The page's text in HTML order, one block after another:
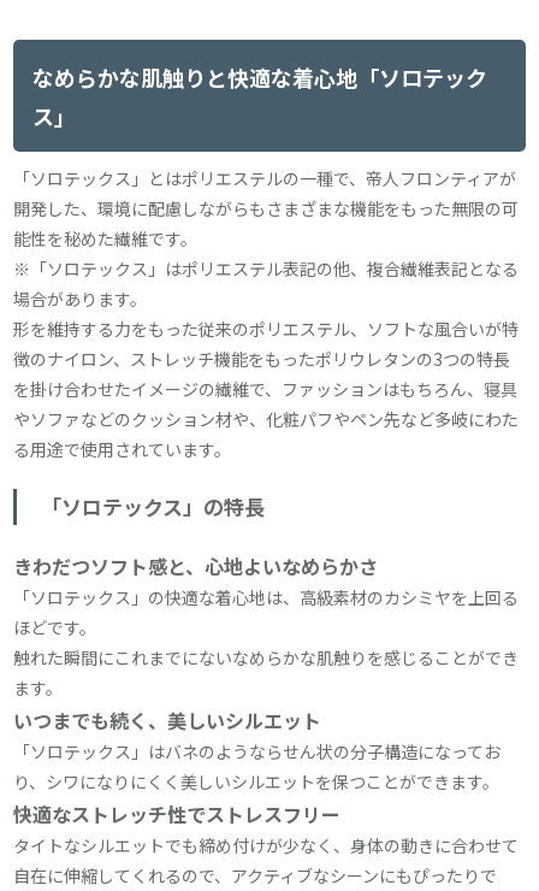
なめらかな肌触りと快適な着心地「ソロテック
ス」
「ソロテックス」とはポリエステルの一種で、帝人フロンティアが
開発した、環境に配慮しながらもさまざまな機能をもった無限の可
能性を秘めた繊維です。
※「ソロテックス」はポリエステル表記の他、複合繊維表記となる
場合があります。
形を維持する力をもった従来のポリエステル、ソフトな風合いが特
徴のナイロン、ストレッチ機能をもったポリウレタンの3つの特長
を掛け合わせたイメージの繊維で、ファッションはもちろん、寝具
やソファなどのクッション材や、化粧パフやペン先など多岐にわた
る用途で使用されています。
「ソロテックス」の特長
きわだつソフト感と、心地よいなめらかさ
「ソロテックス」の快適な着心地は、高級素材のカシミヤを上回る
ほどです。
触れた瞬間にこれまでにないなめらかな肌触りを感じることができ
ます。
いつまでも続く、美しいシルエット
「ソロテックス」はバネのようならせん状の分子構造になってお
り、シワになりにくく美しいシルエットを保つことができます。
快適なストレッチ性でストレスフリー
タイトなシルエットでも締め付けが少なく、身体の動きに合わせて
自在に伸縮してくれるので、アクティブなシーンにもぴったりで